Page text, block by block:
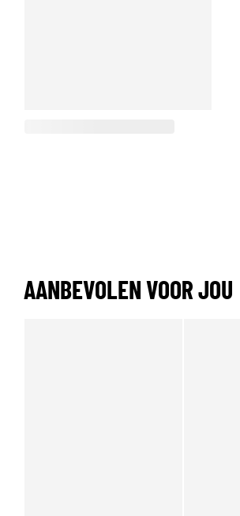
AANBEVOLEN VOOR JOU